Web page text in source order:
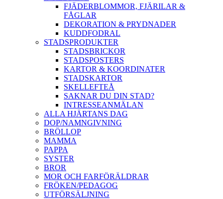
FJÄDERBLOMMOR, FJÄRILAR &
FÅGLAR
DEKORATION & PRYDNADER
KUDDFODRAL
STADSPRODUKTER
STADSBRICKOR
STADSPOSTERS
KARTOR & KOORDINATER
STADSKARTOR
SKELLEFTEÅ
SAKNAR DU DIN STAD?
INTRESSEANMÄLAN
ALLA HJÄRTANS DAG
DOP/NAMNGIVNING
BRÖLLOP
MAMMA
PAPPA
SYSTER
BROR
MOR OCH FARFÖRÄLDRAR
FRÖKEN/PEDAGOG
UTFÖRSÄLJNING